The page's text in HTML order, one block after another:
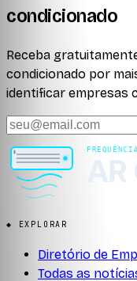
condicionado
Receba
condicionado por
identificar empresas
◆ EXPLORAR
Diretório de
Todas as